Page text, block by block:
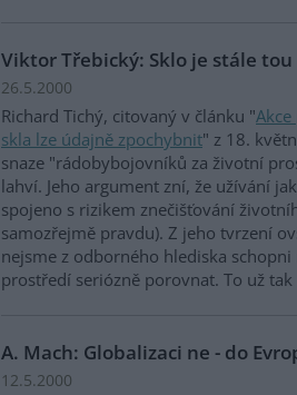
Viktor Třebický: Sklo je stále
26.5.2000
Richard Tichý, citovaný v článku "
skla lze údajně zpochybnit" z 18.
snaze "rádobybojovníků za životní
lahví. Jeho argument zní, že užívání
spojeno s rizikem znečišťování
samozřejmě pravdu). Z jeho tvrzení
nejsme z odborného hlediska
prostředí seriózně porovnat. To už
A. Mach: Globalizaci ne - do
12.5.2000